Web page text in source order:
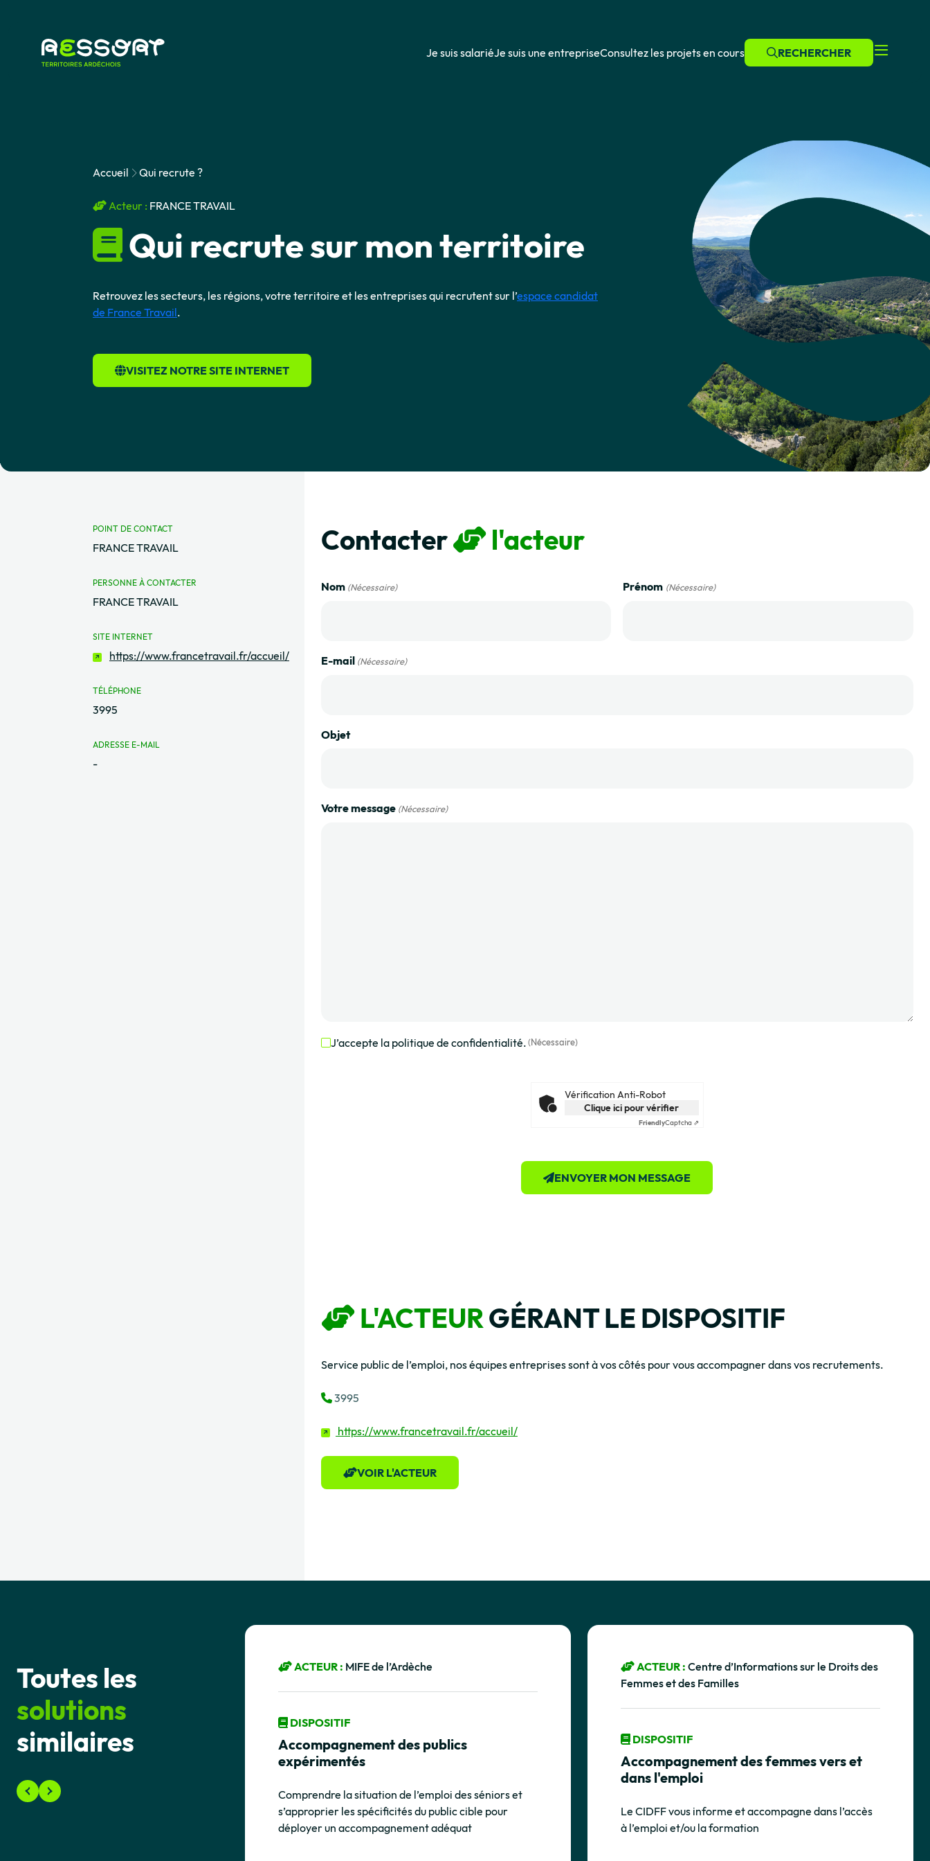
Je suis salariéJe suis une entrepriseConsultez les projets en cours RECHERCHER
Accueil Qui recrute ?
Acteur : FRANCE TRAVAIL
Qui recrute sur mon territoire
Retrouvez les secteurs, les régions, votre territoire et les entreprises qui recrutent sur l’espace candidat
de France Travail.
VISITEZ NOTRE SITE INTERNET
POINT DE CONTACT
FRANCE TRAVAIL
PERSONNE À CONTACTER
FRANCE TRAVAIL
SITE INTERNET
https://www.francetravail.fr/accueil/
TÉLÉPHONE
3995
ADRESSE E-MAIL
-
Contacter l'acteur
Nom (Nécessaire) Prénom (Nécessaire)
E-mail (Nécessaire)
Objet
Votre message (Nécessaire)
RGPD
J’accepte la politique de confidentialité.(Nécessaire)
Vérification Anti-Robot
Clique ici pour vérifier
FriendlyCaptcha ⇗
ENVOYER MON MESSAGE
L'ACTEURGÉRANT LE DISPOSITIF
Service public de l’emploi, nos équipes entreprises sont à vos côtés pour vous accompagner dans vos recrutements.
3995
https://www.francetravail.fr/accueil/
VOIR L'ACTEUR
Toutes les
solutions
similaires
ACTEUR : MIFE de l’Ardèche
DISPOSITIF
Accompagnement des publics
expérimentés
Comprendre la situation de l’emploi des séniors et
s’approprier les spécificités du public cible pour
déployer un accompagnement adéquat
ACTEUR : Centre d’Informations sur le Droits des
Femmes et des Familles
DISPOSITIF
Accompagnement des femmes vers et
dans l'emploi
Le CIDFF vous informe et accompagne dans l’accès
à l’emploi et/ou la formation